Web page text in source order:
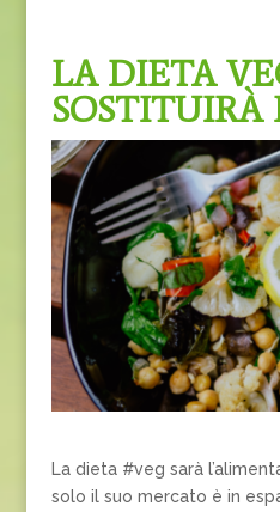
LA DIETA
SOSTITUIRÀ
La dieta #veg sarà
solo il suo mercato è in